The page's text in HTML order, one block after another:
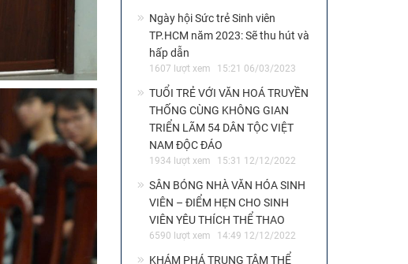
Ngày hội Sức trẻ Sinh viên
TP.HCM năm 2023: Sẽ thu hút và
hấp dẫn
1607 lượt xem 15:21 06/03/2023
TUỔI TRẺ VỚI VĂN HOÁ TRUYỀN
THỐNG CÙNG KHÔNG GIAN
TRIỂN LÃM 54 DÂN TỘC VIỆT
NAM ĐỘC ĐÁO
1934 lượt xem 15:31 12/12/2022
SÂN BÓNG NHÀ VĂN HÓA SINH
VIÊN – ĐIỂM HẸN CHO SINH
VIÊN YÊU THÍCH THỂ THAO
6590 lượt xem 14:49 12/12/2022
KHÁM PHÁ TRUNG TÂM THỂ